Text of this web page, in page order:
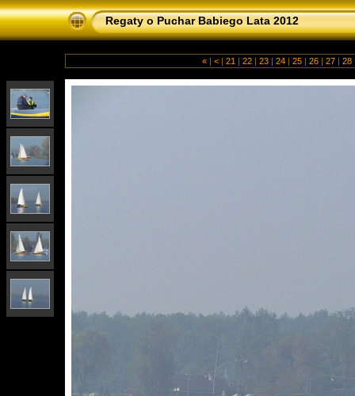
Regaty o Puchar Babiego Lata 2012
« | < | 21 | 22 | 23 | 24 | 25 | 26 | 27 | 28